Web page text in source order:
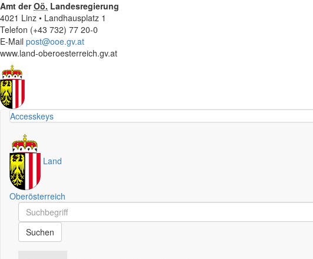
Amt derOö. Landesregierung
4021 Linz • Landhausplatz 1
Telefon (+43 732) 77 20-0
E-Mail post@ooe.gv.at
www.land-oberoesterreich.gv.at
Accesskeys
Land
Oberösterreich
Schnellsuche
Schnellsuche
Suchen